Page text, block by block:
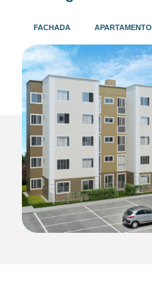
FACHADA APARTAMENTO